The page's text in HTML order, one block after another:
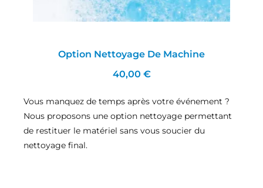
Option Nettoyage De Machine
40,00 €
Vous manquez de temps après votre événement ?
Nous proposons une option nettoyage permettant
de restituer le matériel sans vous soucier du
nettoyage final.